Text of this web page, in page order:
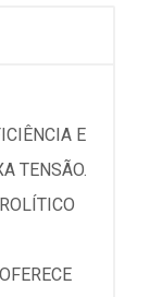
E
TENSÃO.